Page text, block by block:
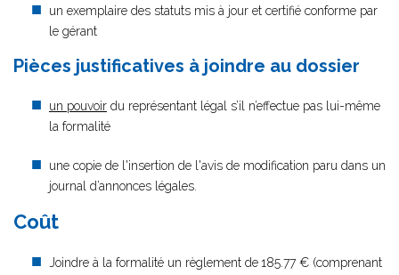
un exemplaire des statuts mis à jour et certifié conforme par
le gérant
Pièces justificatives à joindre au dossier
un pouvoir du représentant légal s’il n’effectue pas lui-même
la formalité
une copie de l'insertion de l'avis de modification paru dans un
journal d’annonces légales.
Coût
Joindre à la formalité un règlement de185.77 € (comprenant